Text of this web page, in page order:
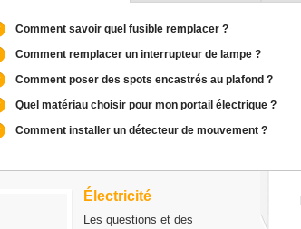
Comment savoir quel fusible remplacer ?
Comment remplacer un interrupteur de lampe ?
Comment poser des spots encastrés au plafond ?
Quel matériau choisir pour mon portail électrique ?
Comment installer un détecteur de mouvement ?
Électricité
Les questions et des